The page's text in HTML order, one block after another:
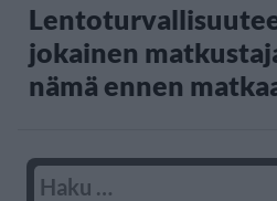
jokainen
nämä ennen